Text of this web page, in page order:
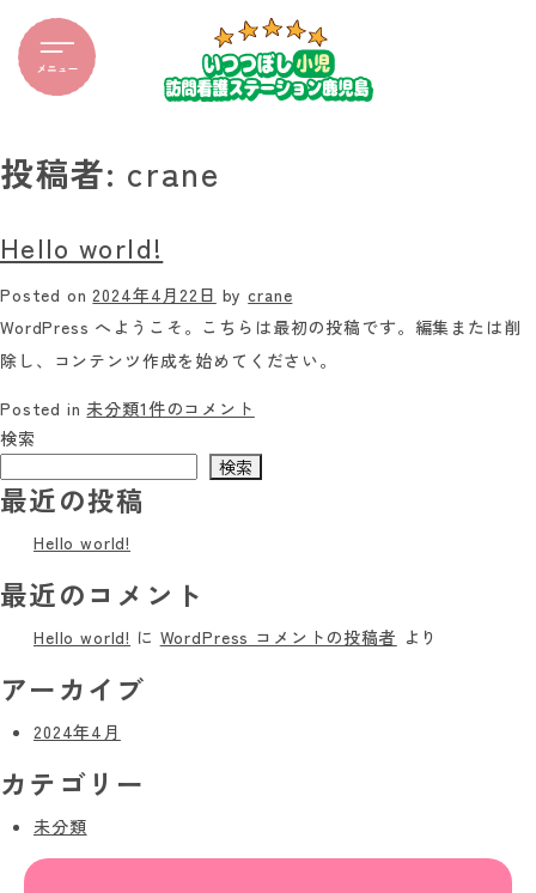
投稿者: crane
Hello world!
Posted on2024年4月22日 bycrane
WordPress へようこそ。こちらは最初の投稿です。編集または削
除し、コンテンツ作成を始めてください。
Posted in未分類Hello
の
1件のコメント
検索
検索
最近の投稿
Hello world!
最近のコメント
Hello world! に WordPress コメントの投稿者 より
アーカイブ
2024年4月
カテゴリー
未分類